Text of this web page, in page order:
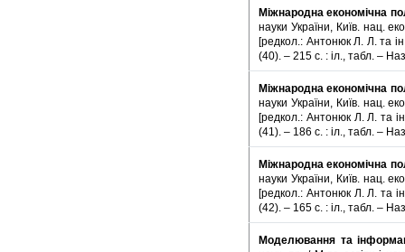
Міжнародна економічна
науки України, Київ. нац.
[редкол.: Антонюк Л. Л. та
(40). – 215 с. : іл., табл. –
Міжнародна економічна
науки України, Київ. нац.
[редкол.: Антонюк Л. Л. та
(41). – 186 с. : іл., табл. –
Міжнародна економічна
науки України, Київ. нац.
[редкол.: Антонюк Л. Л. та
(42). – 165 с. : іл., табл. –
Моделювання та